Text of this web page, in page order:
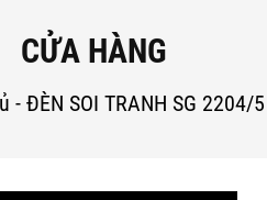
CỬA HÀNG
- ĐÈN SOI TRANH SG 2204/5